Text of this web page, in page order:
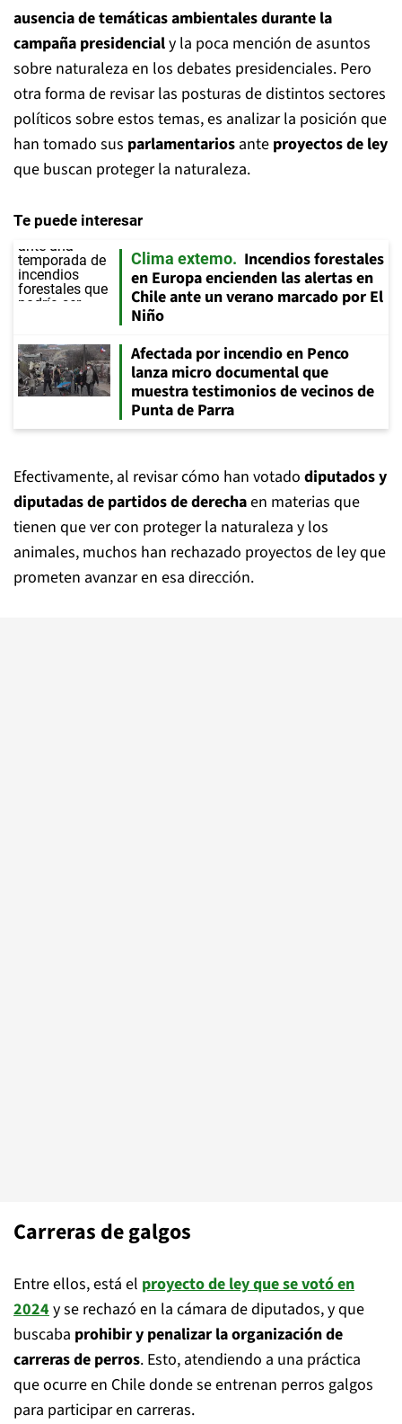
ausencia de temáticas ambientales durante la
campaña presidencialy la poca mención de asuntos
sobre naturaleza en los debates presidenciales. Pero
otra forma de revisar las posturas de distintos sectores
políticos sobre estos temas, es analizar la posición que
han tomado sus parlamentarios ante proyectos de ley
que buscan proteger la naturaleza.
Te puede interesar
Clima extemo
Incendios forestales
en Europa encienden las alertas en
Chile ante un verano marcado por El
Niño
Afectada por incendio en Penco
lanza micro documental que
muestra testimonios de vecinos de
Punta de Parra
Efectivamente, al revisar cómo han votado diputados y
diputadas de partidos de derechaen materias que
tienen que ver con proteger la naturaleza y los
animales, muchos han rechazado proyectos de ley que
prometen avanzar en esa dirección.
Carreras de galgos
Entre ellos, está el proyecto de ley que se votó en
2024y se rechazó en la cámara de diputados, y que
buscaba prohibir y penalizar la organización de
carreras de perros. Esto, atendiendo a una práctica
que ocurre en Chile donde se entrenan perros galgos
para participar en carreras.